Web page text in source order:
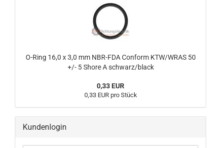
O-Ring 16,0 x 3,0 mm NBR-FDA Conform KTW/WRAS 50
+/- 5 Shore A schwarz/black
0,33 EUR
0,33 EUR pro Stück
Kundenlogin